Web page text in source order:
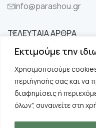
Εκτιμούμε την
Χρησιμοποιούμε
περιήγησής σας και να
διαφημίσεις ή
όλων", συναινείτε στη
info@parashou.gr
ΤΕΛΕΥΤΑΙΑ ΑΡΘΡΑ
ΚΑΤΗΓΟΡΙΕΣ
ΧΡΗΣΙΜΑ
ΠΛΗΡΟΦΟΡΙΕΣ